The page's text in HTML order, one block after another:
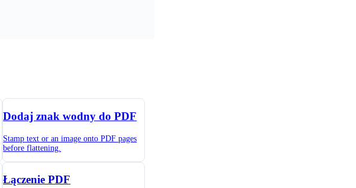
Dodaj znak wodny do PDF
Stamp text or an image onto PDF pages
before flattening.
Łączenie PDF